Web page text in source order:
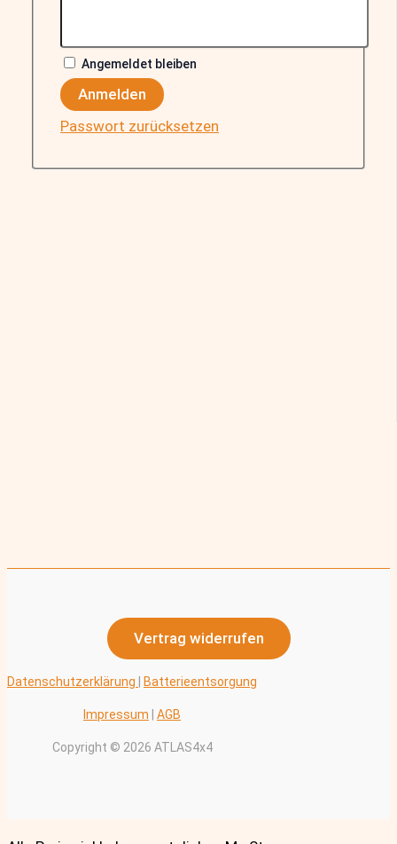
Angemeldet bleiben
Anmelden
Passwort zurücksetzen
Vertrag widerrufen
Datenschutzerklärung Batterieentsorgung
Impressum AGB
Copyright © 2026 ATLAS4x4